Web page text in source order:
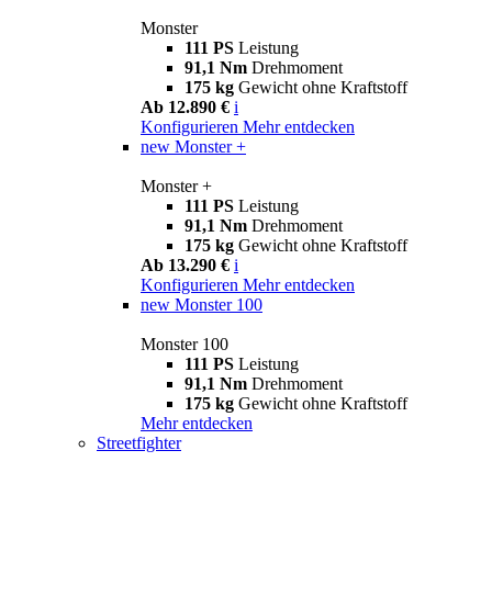
Monster
111 PS Leistung
91,1 Nm Drehmoment
175 kg Gewicht ohne Kraftstoff
Ab 12.890 € i
Konfigurieren Mehr entdecken
new Monster +
Monster +
111 PS Leistung
91,1 Nm Drehmoment
175 kg Gewicht ohne Kraftstoff
Ab 13.290 € i
Konfigurieren Mehr entdecken
new Monster 100
Monster 100
111 PS Leistung
91,1 Nm Drehmoment
175 kg Gewicht ohne Kraftstoff
Mehr entdecken
Streetfighter